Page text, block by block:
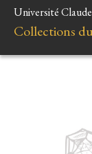
Université
Collections